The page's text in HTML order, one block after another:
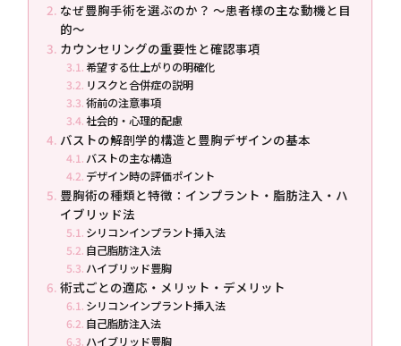
なぜ豊胸手術を選ぶのか？ 〜患者様の主な動機と目
的〜
カウンセリングの重要性と確認事項
希望する仕上がりの明確化
リスクと合併症の説明
術前の注意事項
社会的・心理的配慮
バストの解剖学的構造と豊胸デザインの基本
バストの主な構造
デザイン時の評価ポイント
豊胸術の種類と特徴：インプラント・脂肪注入・ハ
イブリッド法
シリコンインプラント挿入法
自己脂肪注入法
ハイブリッド豊胸
術式ごとの適応・メリット・デメリット
シリコンインプラント挿入法
自己脂肪注入法
ハイブリッド豊胸